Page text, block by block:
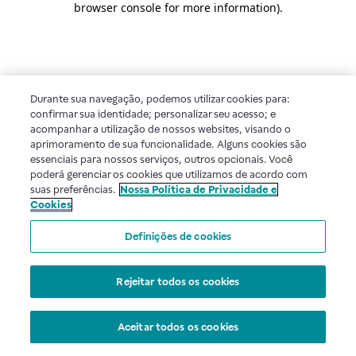
browser console for more information).
Durante sua navegação, podemos utilizar cookies para:
confirmar sua identidade; personalizar seu acesso; e
acompanhar a utilização de nossos websites, visando o
aprimoramento de sua funcionalidade. Alguns cookies são
essenciais para nossos serviços, outros opcionais. Você
poderá gerenciar os cookies que utilizamos de acordo com
suas preferências. Nossa Política de Privacidade e
Cookies
Definições de cookies
Rejeitar todos os cookies
Aceitar todos os cookies